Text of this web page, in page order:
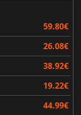
59.80€
26.08€
38.92€
19.22€
44.99€